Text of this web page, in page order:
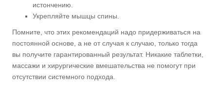
истончению.
Укрепляйте мышцы спины.
Помните, что этих рекомендаций надо придерживаться на
постоянной основе, а не от случая к случаю, только тогда
вы получите гарантированный результат. Никакие таблетки,
массажи и хирургические вмешательства не помогут при
отсутствии системного подхода.